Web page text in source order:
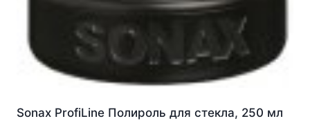
Sonax ProfiLine Полироль для стекла, 250 мл